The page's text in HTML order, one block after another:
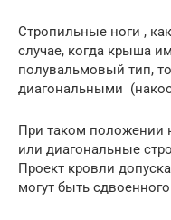
Стропильные ноги ,
случае, когда крыша
полувальмовый тип,
диагональными
При таком положении
или диагональные
Проект кровли
могут быть